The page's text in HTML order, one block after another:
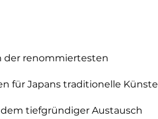
der renommiertesten
für Japans traditionelle Künste
tiefgründiger Austausch